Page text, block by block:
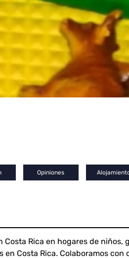
Opiniones
Rica en hogares de niños,
en Costa Rica. Colaboramos